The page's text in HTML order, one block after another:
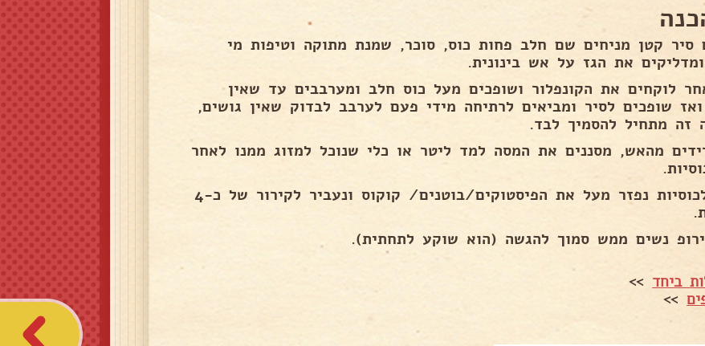
סיר קטן מניחים שם חלב פחות כוס, סוכר, שמנת מתוקה וטיפות מי
את הגז על אש בינונית.
לוקחים את הקונפלור ושופכים מעל כוס חלב ומערבבים עד שאין
שופכים לסיר ומביאים לרתיחה מידי פעם לערבב לבדוק שאין גושים,
זה מתחיל להסמיך לבד.
מהאש, מסננים את המסה למד ליטר או כלי שנוכל למזוג ממנו לאחר
נחלק לכוסיות נפזר מעל את הפיסטוקים/בוטנים/ קוקוס ונעביר לקירור של כ4-
נשים ממש סמוך להגשה (הוא שוקע לתחתית).
ביחד >>
>>